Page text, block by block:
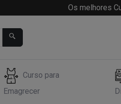
Os melhores
Curso para
Emagrecer